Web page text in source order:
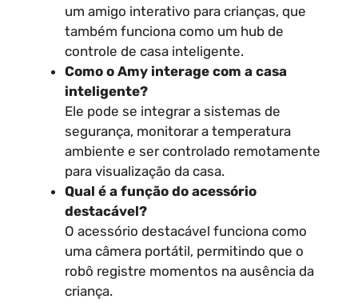
um amigo interativo para crianças, que
também funciona como um hub de
controle de casa inteligente.
Como o Amy interage com a casa
inteligente?
Ele pode se integrar a sistemas de
segurança, monitorar a temperatura
ambiente e ser controlado remotamente
para visualização da casa.
Qual é a função do acessório
destacável?
O acessório destacável funciona como
uma câmera portátil, permitindo que o
robô registre momentos na ausência da
criança.